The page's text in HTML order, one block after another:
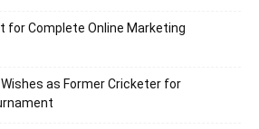
for Complete Online Marketing
as Former Cricketer for